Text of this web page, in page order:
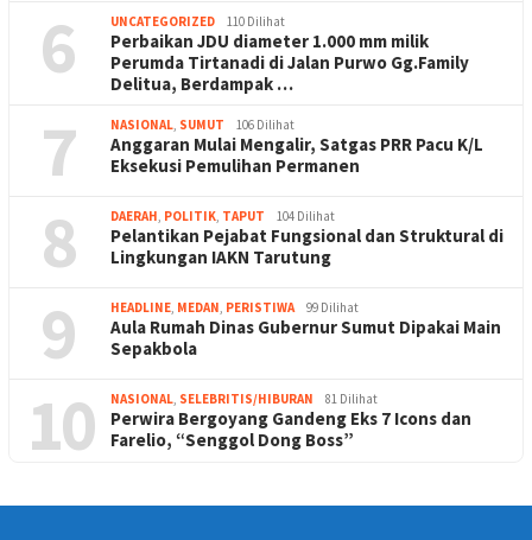
6 UNCATEGORIZED 110 Dilihat
Perbaikan JDU diameter 1.000 mm milik
Perumda Tirtanadi di Jalan Purwo Gg.Family
Delitua, Berdampak …
7 NASIONAL, SUMUT 106 Dilihat
Anggaran Mulai Mengalir, Satgas PRR Pacu K/L
Eksekusi Pemulihan Permanen
8 DAERAH, POLITIK, TAPUT 104 Dilihat
Pelantikan Pejabat Fungsional dan Struktural di
Lingkungan IAKN Tarutung
9 HEADLINE, MEDAN, PERISTIWA 99 Dilihat
Aula Rumah Dinas Gubernur Sumut Dipakai Main
Sepakbola
10 NASIONAL, SELEBRITIS/HIBURAN 81 Dilihat
Perwira Bergoyang Gandeng Eks 7 Icons dan
Farelio, “Senggol Dong Boss”